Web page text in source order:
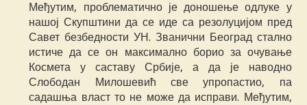
Међутим, проблематично је доношење одлуке у
нашој Скупштини да се иде са резолуцијом пред
Савет безбедности УН. Званични Београд стално
истиче да се он максимално борио за очување
Космета у саставу Србије, а да је наводно
Слободан Милошевић све упропастио, па
садашња власт то не може да исправи. Међутим,